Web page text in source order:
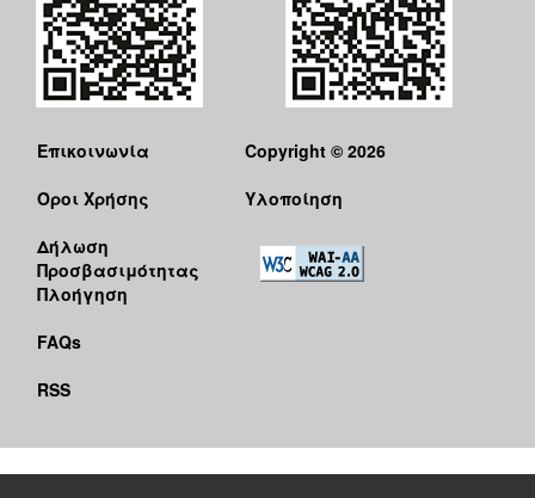
Επικοινωνία
Όροι Χρήσης
Δήλωση
Προσβασιμότητας
Πλοήγηση
FAQs
RSS
Copyright © 2026
Υλοποίηση